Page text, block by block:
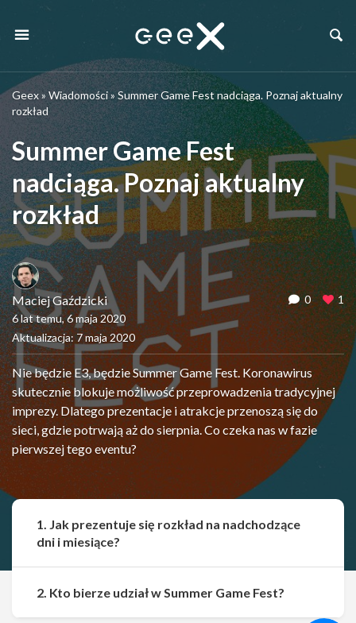
Geex» Wiadomości» Summer Game Fest nadciąga. Poznaj aktualny
rozkład
Summer Game Fest
nadciąga. Poznaj aktualny
rozkład
Maciej Gaździcki
6 lat temu, 6 maja 2020
Aktualizacja: 7 maja 2020
0 1
Nie będzie E3, będzie Summer Game Fest. Koronawirus
skutecznie blokuje możliwość przeprowadzenia tradycyjnej
imprezy. Dlatego prezentacje i atrakcje przenoszą się do
sieci, gdzie potrwają aż do sierpnia. Co czeka nas w fazie
pierwszej tego eventu?
Udostępnij Udostępnij
1. Jak prezentuje się rozkład na nadchodzące
dni i miesiące?
2. Kto bierze udział w Summer Game Fest?